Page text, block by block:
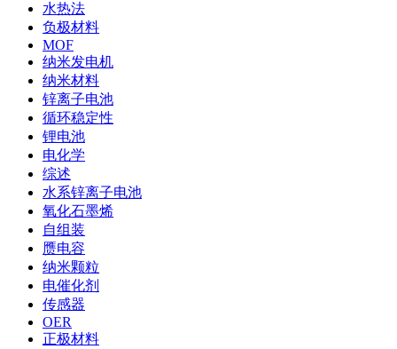
水热法
负极材料
MOF
纳米发电机
纳米材料
锌离子电池
循环稳定性
锂电池
电化学
综述
水系锌离子电池
氧化石墨烯
自组装
赝电容
纳米颗粒
电催化剂
传感器
OER
正极材料